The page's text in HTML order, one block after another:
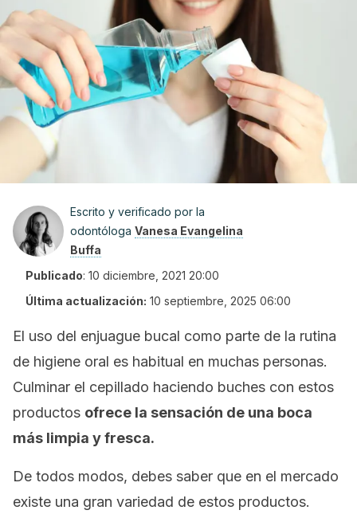
Escrito y verificado por la
odontóloga Vanesa Evangelina
Buffa
Publicado: 10 diciembre, 2021 20:00
Última actualización: 10 septiembre, 2025 06:00
El uso del enjuague bucal como parte de la rutina
de higiene oral es habitual en muchas personas.
Culminar el cepillado haciendo buches con estos
productos ofrece la sensación de una boca
más limpia y fresca.
De todos modos, debes saber que en el mercado
existe una gran variedad de estos productos.